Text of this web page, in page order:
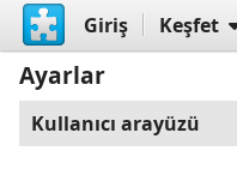
Giriş Keşfet
Ayarlar
Kullanıcı arayüzü